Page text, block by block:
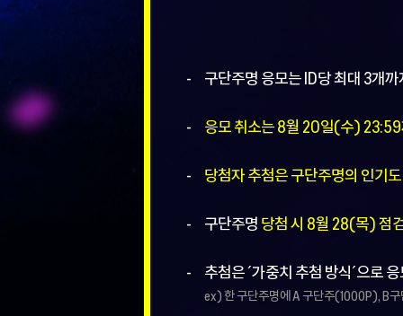
구단주명 응모는 ID당 최대 3개
응모 취소는 8월 20일(수) 23:59
당첨자 추첨은 구단주명의 인기
구단주명 당첨 시 8월 28(목) 점
추첨은 ´가중치 추첨 방식´으로
ex) 한 구단주명에 A 구단주(1000P), B